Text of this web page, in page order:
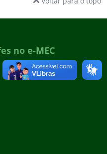
no e-MEC